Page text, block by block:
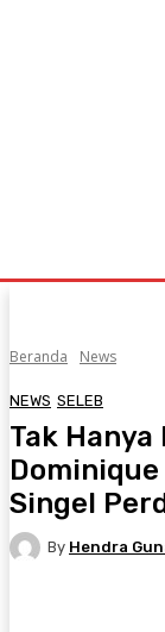
Beranda News
NEWS SELEB
Tak
Singel
By Hendra